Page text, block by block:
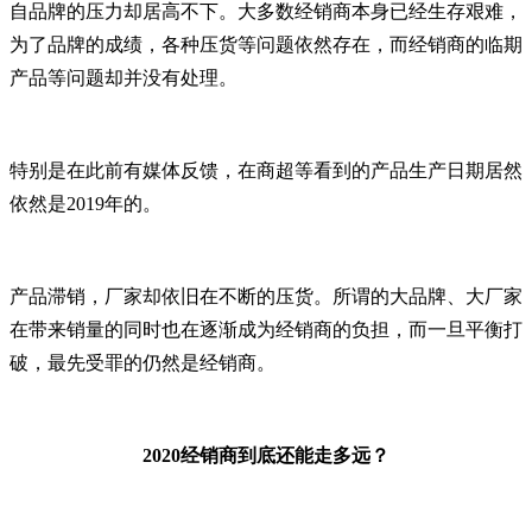
自品牌的压力却居高不下。大多数经销商本身已经生存艰难，
为了品牌的成绩，各种压货等问题依然存在，而经销商的临期
产品等问题却并没有处理。
特别是在此前有媒体反馈，在商超等看到的产品生产日期居然
依然是2019年的。
产品滞销，厂家却依旧在不断的压货。所谓的大品牌、大厂家
在带来销量的同时也在逐渐成为经销商的负担，而一旦平衡打
破，最先受罪的仍然是经销商。
2020经销商到底还能走多远？